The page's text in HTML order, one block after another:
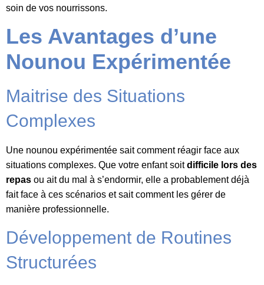
soin de vos nourrissons.
Les Avantages d’une
Nounou Expérimentée
Maitrise des Situations
Complexes
Une nounou expérimentée sait comment réagir face aux
situations complexes. Que votre enfant soitdifficile lors des
repas ou ait du mal à s’endormir, elle a probablement déjà
fait face à ces scénarios et sait comment les gérer de
manière professionnelle.
Développement de Routines
Structurées